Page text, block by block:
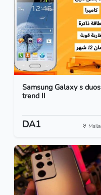
Samsung Galaxy s duos
trend II
DA1 Msila